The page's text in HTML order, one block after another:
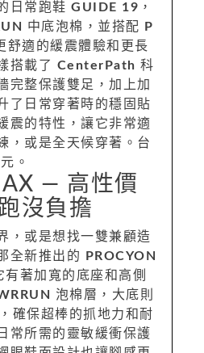
日常跑鞋 GUIDE 19 ，
中底泡棉，並搭配
P
舒適的緩震體驗和更長
搭載了 CenterPath 科
完整保護雙足，加上加
了日常穿著時的穩固貼
震的特性，讓它非常適
，或是全天候穿著。台
元。
— 高性價
沒負擔
，或是想找一雙兼顧造
全新推出的
PROCYON
著加寬的底座和高側
泡棉層，大底則
確保超棒的抓地力和耐
常所需的靈敏緩衝保護